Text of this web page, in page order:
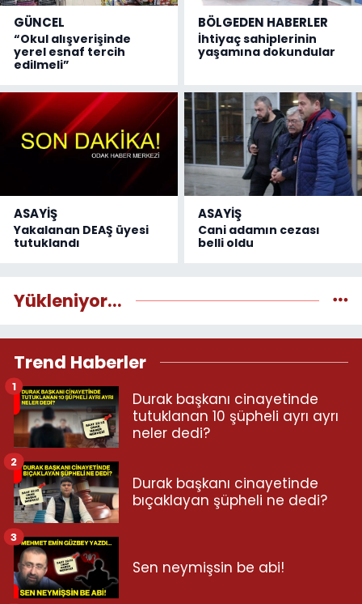
GÜNCEL
“Okul alışverişinde
yerel esnaf tercih
edilmeli”
BÖLGEDEN HABERLER
İhtiyaç sahiplerinin
yaşamına dokundular
ASAYİŞ
Yakalanan DEAŞ üyesi
tutuklandı
ASAYİŞ
Cani adamın cezası
belli oldu
Yükleniyor...
Trend Haberler
Durak başkanı cinayetinde
tutuklanan 10 şüpheli ayrı ayrı
neler dedi?
1
Durak başkanı cinayetinde
bıçaklayan şüpheli ne dedi?
2
Sen neymişsin be abi!
3